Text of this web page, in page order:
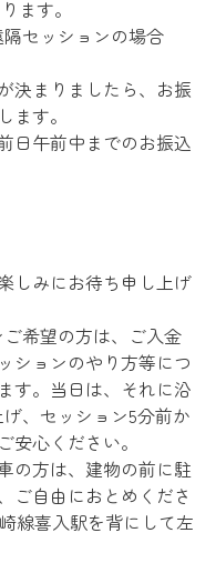
ます。
セッションの場合
決まりましたら、お振
す。
日午前中までのお振込
しみにお待ち申し上げ
希望の方は、ご入金
ションのやり方等につ
す。当日は、それに沿
、セッション5分前か
安心ください。
の方は、建物の前に駐
ご自由におとめくださ
線喜入駅を背にして左